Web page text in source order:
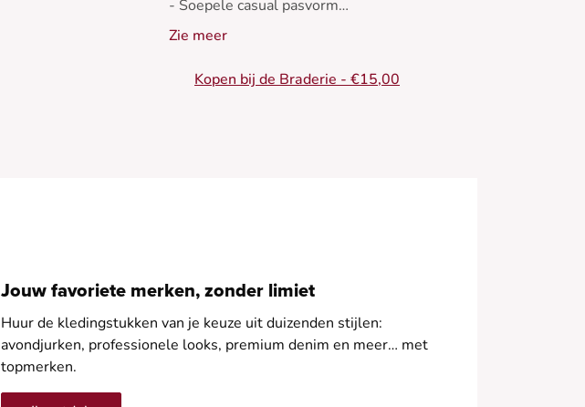
- Soepele casual pasvorm
- Kleurrijke geometrische motieven
Zie meer
Kopen bij de Braderie - €15,00
Jouw favoriete merken, zonder limiet
Huur de kledingstukken van je keuze uit duizenden stijlen:
avondjurken, professionele looks, premium denim en meer… met
topmerken.